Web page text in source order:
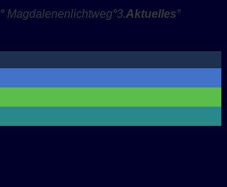
° Magdalenenlichtweg°3.Aktuelles°